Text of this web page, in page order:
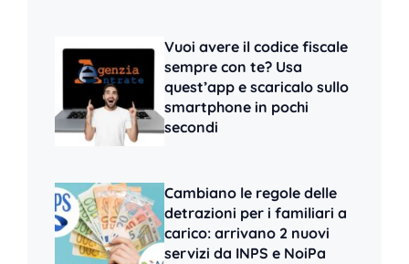
Vuoi avere il codice fiscale
sempre con te? Usa
quest’app e scaricalo sullo
smartphone in pochi
secondi
Cambiano le regole delle
detrazioni per i familiari a
carico: arrivano 2 nuovi
servizi da INPS e NoiPa